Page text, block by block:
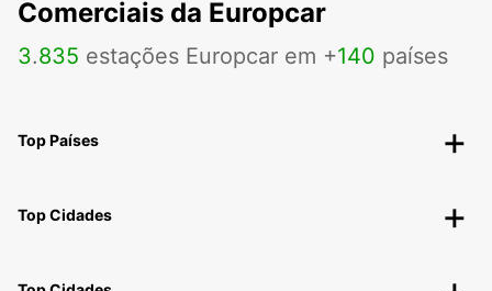
Comerciais da Europcar
3.835 estações Europcar em +140 países
Top Países
Top Cidades